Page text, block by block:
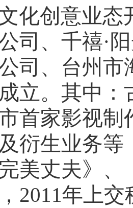
文化创意业
司、千禧·
司、台州
立。其中
首家影视
衍生业务等
美丈夫》
2011年上交